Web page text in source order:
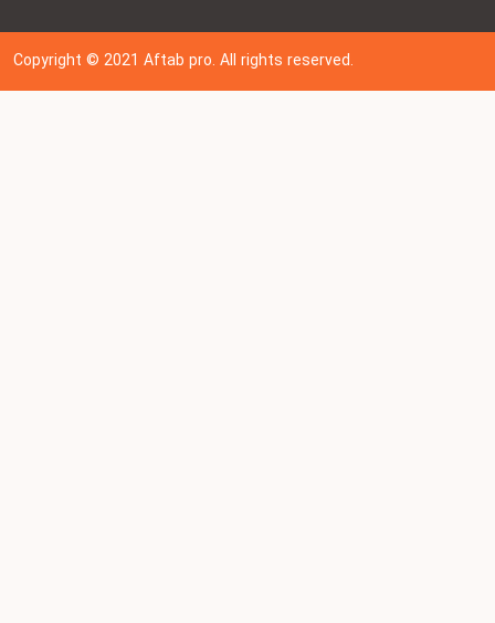
Copyright © 202 1Aftab pro. All rights reserved.